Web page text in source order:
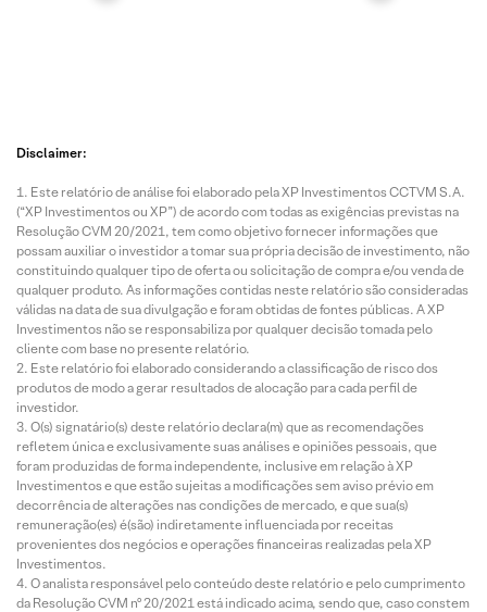
Disclaimer:
Este relatório de análise foi elaborado pela XP Investimentos CCTVM S.A.
(“XP Investimentos ou XP”) de acordo com todas as exigências previstas na
Resolução CVM 20/2021, tem como objetivo fornecer informações que
possam auxiliar o investidor a tomar sua própria decisão de investimento, não
constituindo qualquer tipo de oferta ou solicitação de compra e/ou venda de
qualquer produto. As informações contidas neste relatório são consideradas
válidas na data de sua divulgação e foram obtidas de fontes públicas. A XP
Investimentos não se responsabiliza por qualquer decisão tomada pelo
cliente com base no presente relatório.
Este relatório foi elaborado considerando a classificação de risco dos
produtos de modo a gerar resultados de alocação para cada perfil de
investidor.
O(s) signatário(s) deste relatório declara(m) que as recomendações
refletem única e exclusivamente suas análises e opiniões pessoais, que
foram produzidas de forma independente, inclusive em relação à XP
Investimentos e que estão sujeitas a modificações sem aviso prévio em
decorrência de alterações nas condições de mercado, e que sua(s)
remuneração(es) é(são) indiretamente influenciada por receitas
provenientes dos negócios e operações financeiras realizadas pela XP
Investimentos.
O analista responsável pelo conteúdo deste relatório e pelo cumprimento
da Resolução CVM nº 20/2021 está indicado acima, sendo que, caso constem